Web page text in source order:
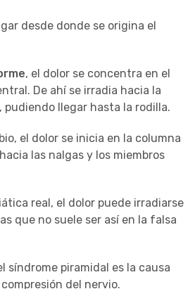
desde donde se origina el
, el dolor se concentra en el
De ahí se irradia hacia la
pudiendo llegar hasta la rodilla.
el dolor se inicia en la columna
las nalgas y los miembros
real, el dolor puede irradiarse
que no suele ser así en la falsa
síndrome piramidal es la causa
del nervio.